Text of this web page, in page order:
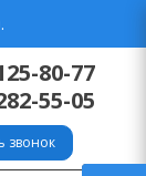
80-77
55-05
звонок